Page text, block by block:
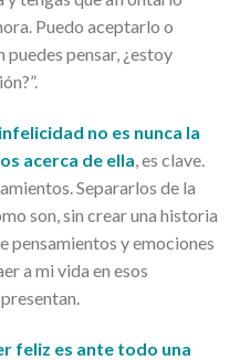
Puedo aceptarlo o
pensar, ¿estoy
no es nunca la
acerca de ella, es clave.
Separarlos de la
son, sin crear una historia
pensamientos y emociones
a mi vida en esos
feliz es ante todo una